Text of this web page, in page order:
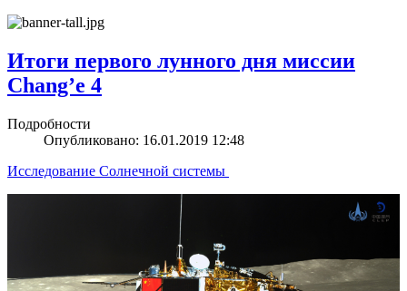
Итоги первого лунного дня миссии
Chang’e 4
Подробности
Опубликовано: 16.01.2019 12:48
Исследование Солнечной системы